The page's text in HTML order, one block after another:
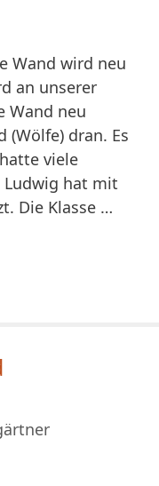
Wand wird neu
an unserer
Wand neu
(Wölfe) dran. Es
viele
hat mit
Die Klasse …